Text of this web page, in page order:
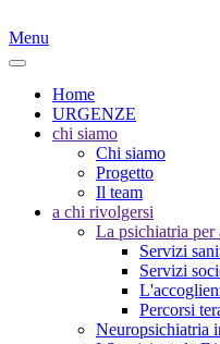
Menu
Home
URGENZE
chi siamo
Chi siamo
Progetto
Il team
a chi rivolgersi
La psichiatria per
Servizi
Servizi
Percorsi
Neuropsichiatria